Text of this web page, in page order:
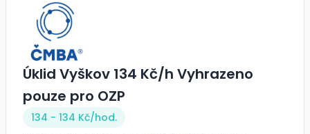
Úklid Vyškov 134 Kč/h Vyhrazeno
pouze pro OZP
134 - 134 Kč/hod.